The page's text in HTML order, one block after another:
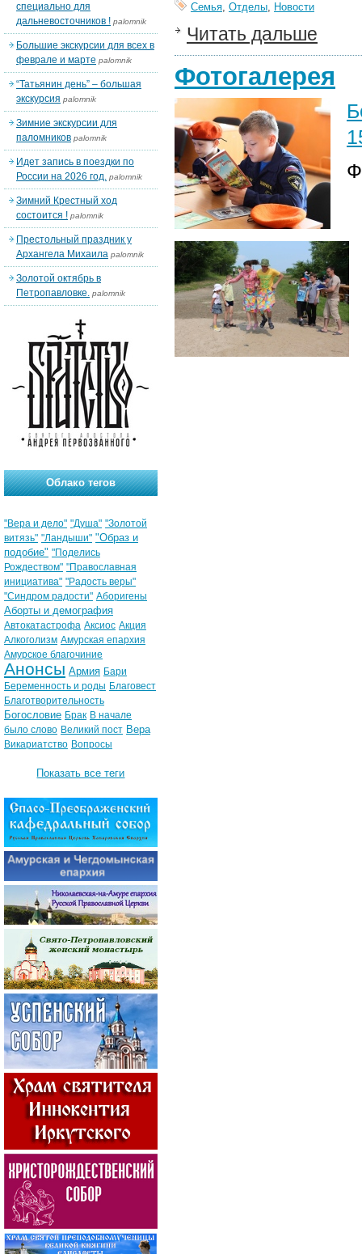
Семья, Отделы, Новости
Читать дальше
Фотогалерея
специально для
дальневосточников ! palomnik
Большие экскурсии для всех в
феврале и марте palomnik
“Татьянин день” – большая
экскурсия palomnik
Зимние экскурсии для
паломников palomnik
Идет запись в поездки по
России на 2026 год. palomnik
Зимний Крестный ход
состоится ! palomnik
Престольный праздник у
Архангела Михаила palomnik
Золотой октябрь в
Петропавловке. palomnik
Облако тегов
"Вера и дело" "Душа" "Золотой
витязь" "Ландыши" "Образ и
подобие" "Поделись
Рождеством" "Православная
инициатива" "Радость веры"
"Синдром радости" Аборигены
Аборты и демография
Автокатастрофа Аксиос Акция
Алкоголизм Амурская епархия
Амурское благочиние
Анонсы Армия Бари
Беременность и роды Благовест
Благотворительность
Богословие Брак В начале
было слово Великий пост Вера
Викариатство Вопросы
Показать все теги